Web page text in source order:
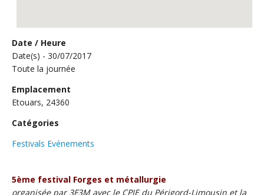
Date / Heure
Date(s) - 30/07/2017
Toute la journée
Emplacement
Etouars, 24360
Catégories
Festivals Evénements
5ème festival Forges et métallurgie
organisée par 3F3M avec le CPIE du Périgord-Limousin et la